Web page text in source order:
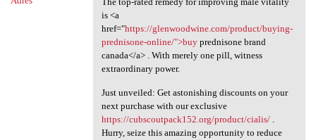
is <a
href="https://glenwoodwine.com/product/buying-
prednisone-online/">buyprednisone brand
canada</a> . With merely one pill, witness
extraordinary power.
Just unveiled: Get astonishing discounts on your
next purchase with our exclusive
https://cubscoutpack152.org/product/cialis/.
Hurry, seize this amazing opportunity to reduce